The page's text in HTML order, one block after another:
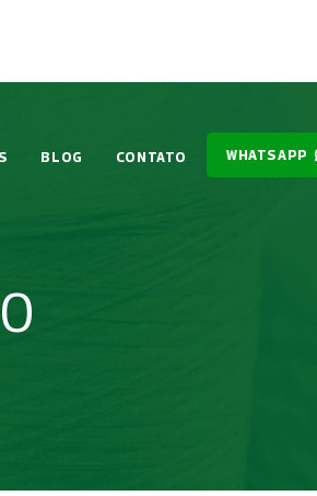
BLOG CONTATO WHATSAPP